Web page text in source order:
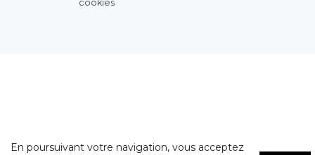
cookies
En poursuivant votre navigation, vous acceptez